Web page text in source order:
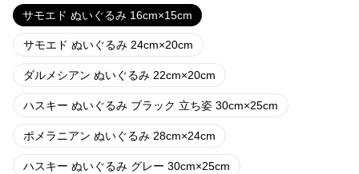
サモエド ぬいぐるみ 16cm×15cm
サモエド ぬいぐるみ 24cm×20cm
ダルメシアン ぬいぐるみ 22cm×20cm
ハスキー ぬいぐるみ ブラック 立ち姿 30cm×25cm
ポメラニアン ぬいぐるみ 28cm×24cm
ハスキー ぬいぐるみ グレー 30cm×25cm